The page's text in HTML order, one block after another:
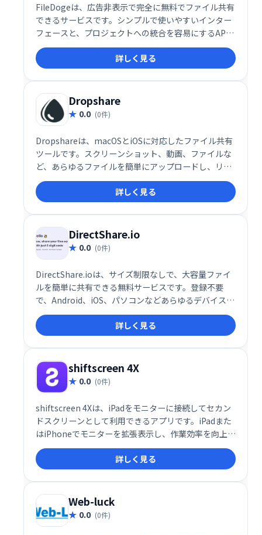
FileDogeは、広告非表示で完全に無料でファイル共有
できるサービスです。シンプルで使いやすいインター
フェースと、プロジェクトへの統合を容易にするAPI
を提供しています。手軽にファイルを共有したい個人
や、API連携によるシステム構築を検討する開発者に
も最適です。
詳しく見る
Dropshare
0.0 (0件)
Dropshareは、macOSとiOSに対応したファイル共有
ツールです。スクリーンショット、動画、ファイルな
ど、あらゆるファイルを簡単にアップロードし、リン
クで瞬時に共有できます。一般的なストレージサービ
スやセルフホストソリューションにも対応。スムーズ
なファイル共有を実現します。
詳しく見る
DirectShare.io
0.0 (0件)
DirectShare.ioは、サイズ制限なしで、大容量ファイ
ルを簡単に共有できる無料サービスです。登録不要
で、Android、iOS、パソコンなどあらゆるデバイスに
対応。迅速かつ手軽にファイルを共有できます。
詳しく見る
shiftscreen 4X
0.0 (0件)
shiftscreen 4Xは、iPadをモニターに接続してセカン
ドスクリーンとして利用できるアプリです。iPadまた
はiPhoneでモニターを拡張表示し、作業効率を向上さ
せます。手軽にマルチディスプレイ環境を実現し、快
適なワークフローをサポートします。
詳しく見る
Web-luck
0.0 (0件)